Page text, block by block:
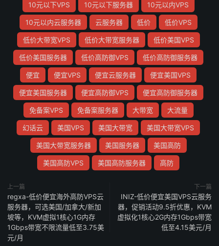
10元以下VPS 10元以下服务器 10元以内VPS
10元以内云服务器 云服务器 低价 低价VPS
低价大带宽VPS 低价大带宽服务器 低价美国VPS
低价美国服务器 低价高防御VPS 低价高防御服务器
便宜 便宜VPS 便宜云服务器 便宜美国VPS
便宜美国服务器 便宜高防御VPS 便宜高防御服务器
免备案VPS 免备案服务器 大带宽 大流量
幻话云 美国VPS 美国大带宽 美国大带宽VPS
美国大带宽服务器 美国服务器 美国高防
美国高防VPS 美国高防服务器 高防
上一篇
regxa-低价便宜海外高防VPS云
服务器，可选美国/加拿大/新加
坡等，KVM虚拟1核心1G内存
1Gbps带宽不限流量低至3.75美
元/月
下一篇
INIZ-低价便宜美国VPS云服务
器，促销活动9.5折优惠，KVM
虚拟化1核心2G内存1Gbps带宽
低至4.15美元/月